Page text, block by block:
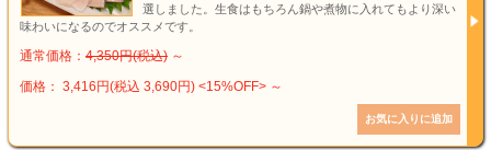
選しました。生食はもちろん鍋や煮物に入れてもより深い
味わいになるのでオススメです。
通常価格： 4,350円(税込) ～
価格： 3,416円(税込 3,690円) <15%OFF> ～